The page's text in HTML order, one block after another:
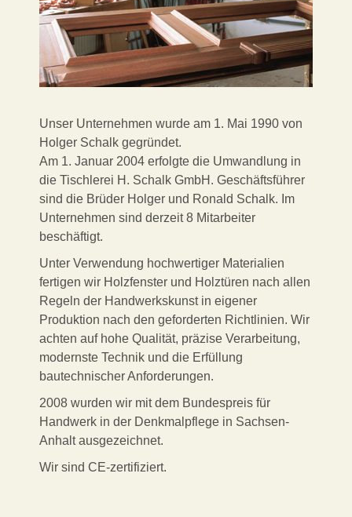
Unser Unternehmen wurde am 1. Mai 1990 von
Holger Schalk gegründet.
Am 1. Januar 2004 erfolgte die Umwandlung in
die Tischlerei H. Schalk GmbH. Geschäftsführer
sind die Brüder Holger und Ronald Schalk. Im
Unternehmen sind derzeit 8 Mitarbeiter
beschäftigt.
Unter Verwendung hochwertiger Materialien
fertigen wir Holzfenster und Holztüren nach allen
Regeln der Handwerkskunst in eigener
Produktion nach den geforderten Richtlinien. Wir
achten auf hohe Qualität, präzise Verarbeitung,
modernste Technik und die Erfüllung
bautechnischer Anforderungen.
2008 wurden wir mit dem Bundespreis für
Handwerk in der Denkmalpflege in Sachsen-
Anhalt ausgezeichnet.
Wir sind CE-zertifiziert.